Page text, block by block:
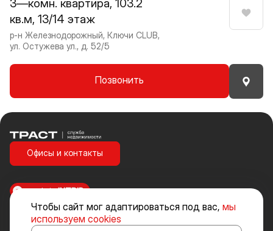
3—комн. квартира, 103.2
кв.м, 13/14 этаж
р-н Железнодорожный, Ключи CLUB,
ул. Остужева ул., д. 52/5
Позвонить
Чтобы сайт мог адаптироваться под вас, мы
используем cookies
Траст | Служба недвижимости
Офисы и контакты
Стоимость объектов недвижимости и иных товаров и услуг, не
включенных в «Прайс-лист» носит исключительно информационный
made inINTRID